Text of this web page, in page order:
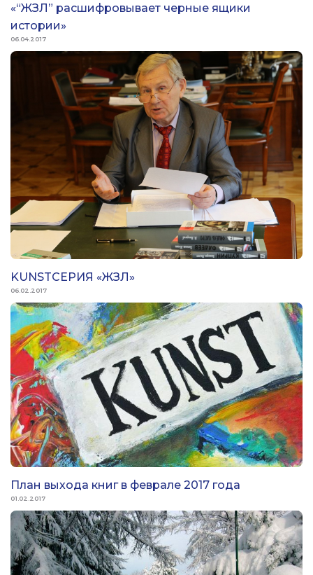
«“ЖЗЛ” расшифровывает черные ящики
истории»
06.04.2017
KUNSTСЕРИЯ «ЖЗЛ»
06.02.2017
План выхода книг в феврале 2017 года
01.02.2017